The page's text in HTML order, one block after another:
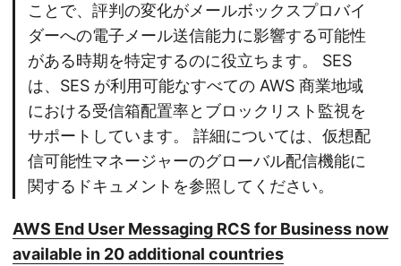
ことで、評判の変化がメールボックスプロバイ
ダーへの電子メール送信能力に影響する可能性
がある時期を特定するのに役立ちます。 SES
は、SES が利用可能なすべての AWS 商業地域
における受信箱配置率とブロックリスト監視を
サポートしています。 詳細については、仮想配
信可能性マネージャーのグローバル配信機能に
関するドキュメントを参照してください。
AWS End User Messaging RCS for Business now
available in 20 additional countries